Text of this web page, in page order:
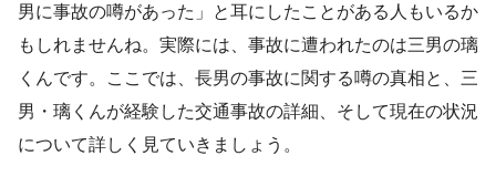
男に事故の噂があった」と耳にしたことがある人もいるか
もしれませんね。実際には、事故に遭われたのは三男の璃
くんです。ここでは、長男の事故に関する噂の真相と、三
男・璃くんが経験した交通事故の詳細、そして現在の状況
について詳しく見ていきましょう。